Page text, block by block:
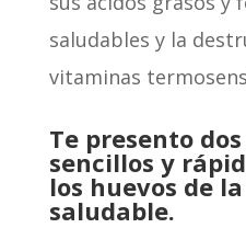
saludables y la
vitaminas
Te presento
sencillos y
los huevos de
saludable.